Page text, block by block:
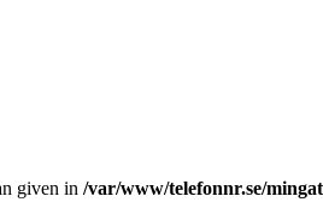
given in /var/www/telefonnr.se/